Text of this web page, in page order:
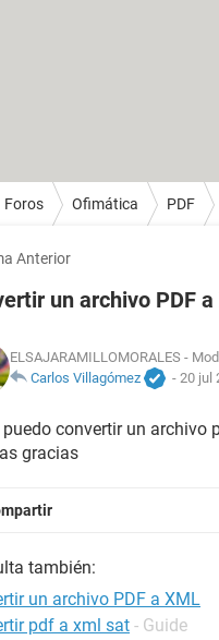
Foros Ofimática PDF
Anterior
un archivo PDF
ELSAJARAMILLOMORALES -
Carlos Villagómez
- 20 jul
convertir un archivo
gracias
también:
un archivo PDF a XML
pdf a xml sat - Guide